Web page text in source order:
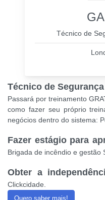
Técnico de
Técnico de
Passará por treinamento
como fazer seu próprio
negócios dentro do sistema:
Fazer estágio para
Brigada de incêndio e gestão
Obter a
Clickcidade.
Quero saber mais!